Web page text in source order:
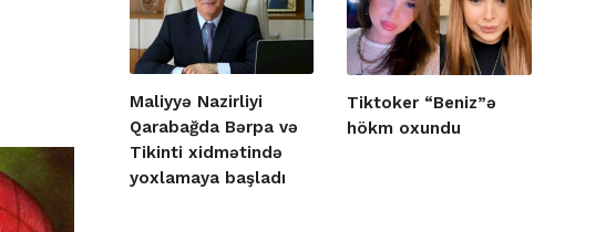
Maliyyə Nazirliyi
Qarabağda Bərpa və
Tikinti xidmətində
yoxlamaya başladı
Tiktoker “Beniz”ə
hökm oxundu